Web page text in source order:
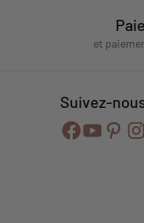
et
Suivez-